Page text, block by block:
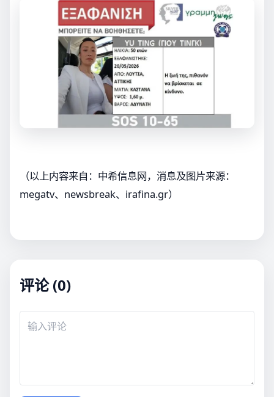
（以上内容来自：中希信息网，消息及图片来源：
megatv、newsbreak、irafina.gr）
评论 (0)